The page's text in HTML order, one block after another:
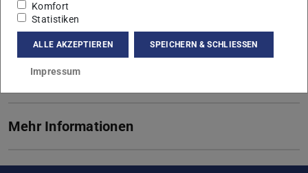
Kontakt
nicolo.cogno@pkm.tu-...
Mehr Informationen
Komfort
Statistiken
ALLE AKZEPTIEREN SPEICHERN & SCHLIESSEN
Impressum